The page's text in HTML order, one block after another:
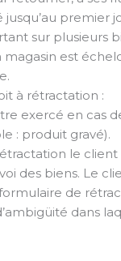
premier
sur plusieurs
est
à rétractation :
exercé en cas
: produit gravé).
le
des biens. Le
de
dans